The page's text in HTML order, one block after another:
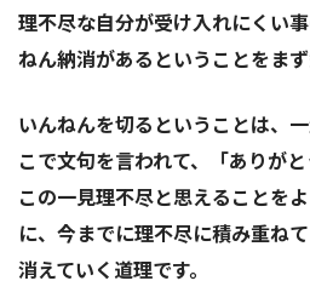
理不尽な自分が受け入れにくい
ねん納消があるということをまず
いんねんを切るということは、
こで文句を言われて、「ありが
この一見理不尽と思えることを
に、今までに理不尽に積み重ね
消えていく道理です。